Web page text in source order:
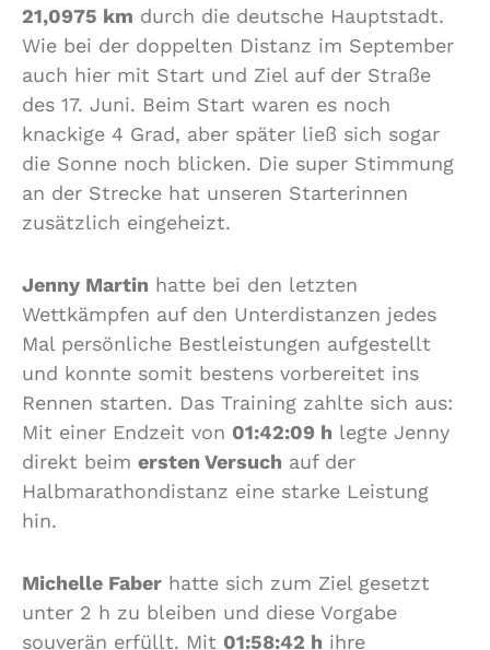
21,0975 km durch die deutsche Hauptstadt.
Wie bei der doppelten Distanz im September
auch hier mit Start und Ziel auf der Straße
des 17. Juni. Beim Start waren es noch
knackige 4 Grad, aber später ließ sich sogar
die Sonne noch blicken. Die super Stimmung
an der Strecke hat unseren Starterinnen
zusätzlich eingeheizt.
Jenny Martin hatte bei den letzten
Wettkämpfen auf den Unterdistanzen jedes
Mal persönliche Bestleistungen aufgestellt
und konnte somit bestens vorbereitet ins
Rennen starten. Das Training zahlte sich aus:
Mit einer Endzeit von 01:42:09 h legte Jenny
direkt beim ersten Versuch auf der
Halbmarathondistanz eine starke Leistung
hin.
Michelle Faber hatte sich zum Ziel gesetzt
unter 2 h zu bleiben und diese Vorgabe
souverän erfüllt. Mit 01:58:42 h ihre